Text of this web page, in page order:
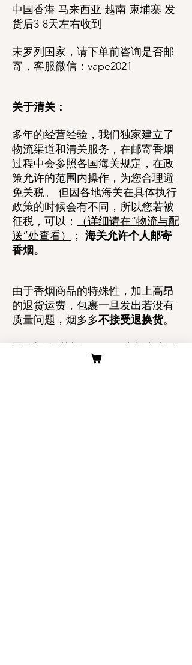
中国香港 马来西亚 越南 柬埔寨 发
货后3-8天左右收到
未罗列国家，请下单前咨询是否邮
寄，客服微信：vape2021
关于清关：
多年的经营经验，我们独家建立了
物流渠道和清关服务，在邮寄香烟
过程中会参照各国海关规定，在政
策允许的范围内操作，为您合理避
免关税。 但因各地海关在具体执行
政策的时候会有不同，所以您若被
征税，可以：
（详细请在“物流与配
送”处查看）
； 海关允许个人邮寄
香烟。
由于香烟商品的特殊性，加上高昂
的退货运费，包裹一旦发出若没有
质量问题，烟多多不接受退换货。
买国烟/日韩烟/IQOS，上烟多多网
www.cnyanduoduo.com